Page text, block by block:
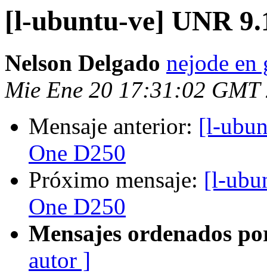
[l-ubuntu-ve] UNR
Nelson Delgado nejode en
Mie Ene 20 17:31:02 GMT
Mensaje anterior: [l-
One D250
Próximo mensaje: [l-
One D250
Mensajes ordenados
autor ]